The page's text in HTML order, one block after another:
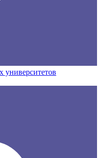
университетов